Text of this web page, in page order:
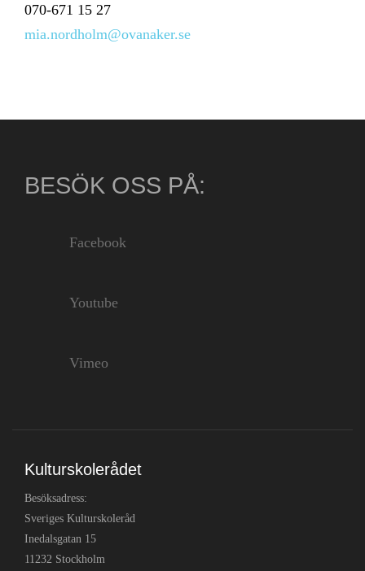
070-671 15 27
mia.nordholm@ovanaker.se
BESÖK OSS PÅ:
Facebook
Youtube
Vimeo
Kulturskolerådet
Besöksadress:
Sveriges Kulturskoleråd
Inedalsgatan 15
11232 Stockholm